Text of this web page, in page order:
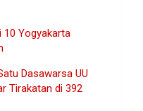
10 Yogyakarta
Dasawarsa UU
Tirakatan di 392